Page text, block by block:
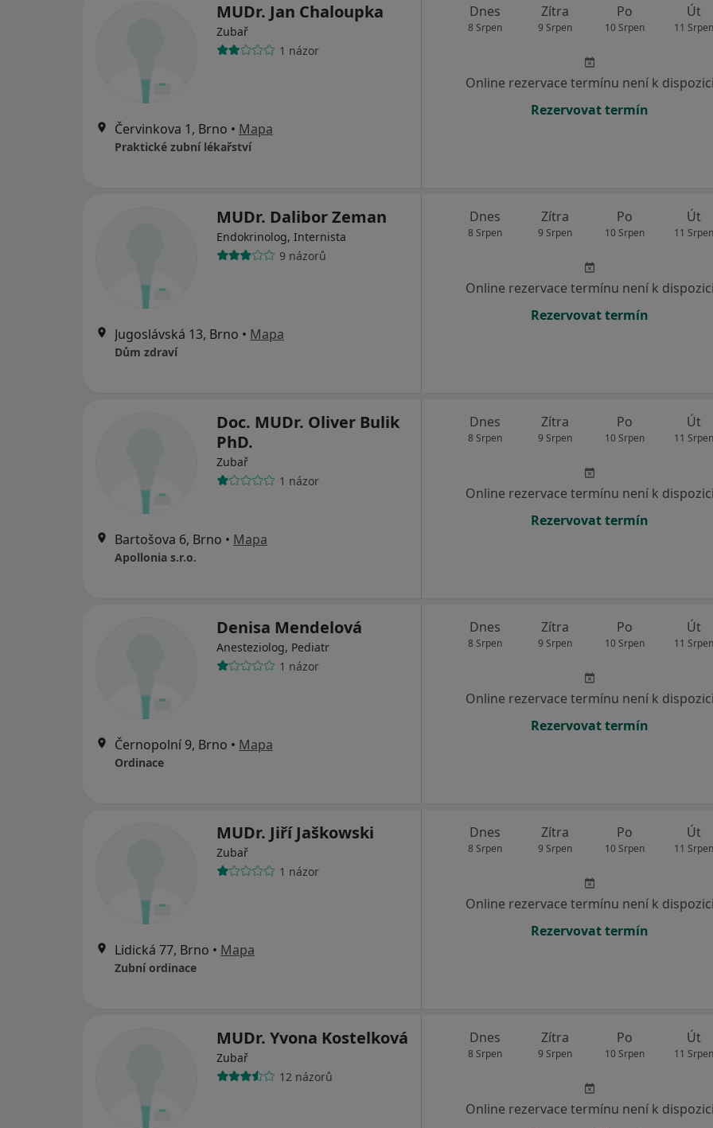
MUDr. Jan Chaloupka
Zubař
1 názor
Červinkova 1, Brno • Mapa
Praktické zubní lékařství
Dnes
8 Srpen
Zítra
9 Srpen
Po
10 Srpen
Út
11 Srpen
Online rezervace termínu není k dispozici
Rezervovat termín
MUDr. Dalibor Zeman
Endokrinolog, Internista
9 názorů
Jugoslávská 13, Brno • Mapa
Dům zdraví
Dnes
8 Srpen
Zítra
9 Srpen
Po
10 Srpen
Út
11 Srpen
Online rezervace termínu není k dispozici
Rezervovat termín
Doc. MUDr. Oliver Bulik
PhD.
Zubař
1 názor
Bartošova 6, Brno • Mapa
Apollonia s.r.o.
Dnes
8 Srpen
Zítra
9 Srpen
Po
10 Srpen
Út
11 Srpen
Online rezervace termínu není k dispozici
Rezervovat termín
Denisa Mendelová
Anesteziolog, Pediatr
1 názor
Černopolní 9, Brno • Mapa
Ordinace
Dnes
8 Srpen
Zítra
9 Srpen
Po
10 Srpen
Út
11 Srpen
Online rezervace termínu není k dispozici
Rezervovat termín
MUDr. Jiří Jaškowski
Zubař
1 názor
Lidická 77, Brno • Mapa
Zubní ordinace
Dnes
8 Srpen
Zítra
9 Srpen
Po
10 Srpen
Út
11 Srpen
Online rezervace termínu není k dispozici
Rezervovat termín
MUDr. Yvona Kostelková
Zubař
12 názorů
Dnes
8 Srpen
Zítra
9 Srpen
Po
10 Srpen
Út
11 Srpen
Online rezervace termínu není k dispozici